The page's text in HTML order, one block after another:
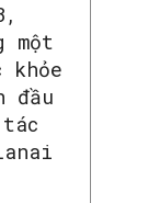
một
khỏe
đầu